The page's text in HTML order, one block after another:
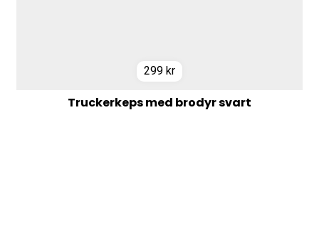
299 kr
Truckerkeps med brodyr svart